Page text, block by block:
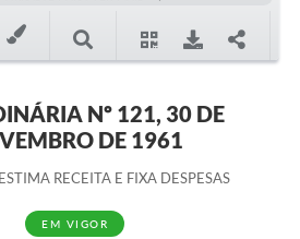
Nº 121, 30 DE
DE 1961
ESTIMA RECEITA E FIXA DESPESAS
EM VIGOR